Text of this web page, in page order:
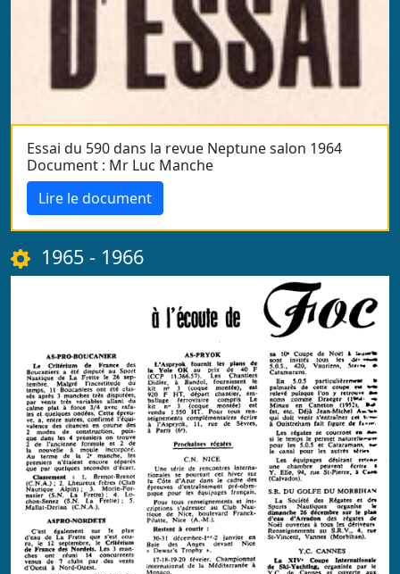
Essai du 590 dans la revue Neptune salon 1964
Document : Mr Luc Manche
Lire le document
1965 - 1966